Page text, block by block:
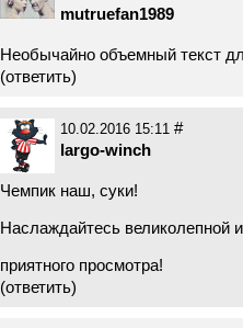
mutruefan1989
Необычайно объемный текст
(ответить)
10.02.2016 15:11 #
largo-winch
Чемпик наш, суки!
Наслаждайтесь великолепной
приятного просмотра!
(ответить)